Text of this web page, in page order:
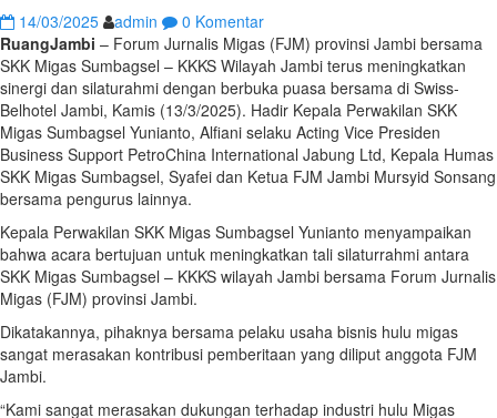
14/03/2025 admin
0 Komentar
RuangJambi – Forum Jurnalis Migas (FJM) provinsi Jambi bersama
SKK Migas Sumbagsel – KKKS Wilayah Jambi terus meningkatkan
sinergi dan silaturahmi dengan berbuka puasa bersama di Swiss-
Belhotel Jambi, Kamis (13/3/2025). Hadir Kepala Perwakilan SKK
Migas Sumbagsel Yunianto, Alfiani selaku Acting Vice Presiden
Business Support PetroChina International Jabung Ltd, Kepala Humas
SKK Migas Sumbagsel, Syafei dan Ketua FJM Jambi Mursyid Sonsang
bersama pengurus lainnya.
Kepala Perwakilan SKK Migas Sumbagsel Yunianto menyampaikan
bahwa acara bertujuan untuk meningkatkan tali silaturrahmi antara
SKK Migas Sumbagsel – KKKS wilayah Jambi bersama Forum Jurnalis
Migas (FJM) provinsi Jambi.
Dikatakannya, pihaknya bersama pelaku usaha bisnis hulu migas
sangat merasakan kontribusi pemberitaan yang diliput anggota FJM
Jambi.
“Kami sangat merasakan dukungan terhadap industri hulu Migas